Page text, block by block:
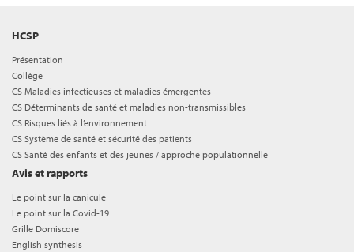
HCSP
Présentation
Collège
CS Maladies infectieuses et maladies émergentes
CS Déterminants de santé et maladies non-transmissibles
CS Risques liés à l’environnement
CS Système de santé et sécurité des patients
CS Santé des enfants et des jeunes / approche populationnelle
Avis et rapports
Le point sur la canicule
Le point sur la Covid-19
Grille Domiscore
English synthesis